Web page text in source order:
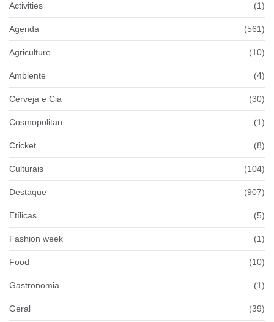
Activities (1)
Agenda (561)
Agriculture (10)
Ambiente (4)
Cerveja e Cia (30)
Cosmopolitan (1)
Cricket (8)
Culturais (104)
Destaque (907)
Etílicas (5)
Fashion week (1)
Food (10)
Gastronomia (1)
Geral (39)